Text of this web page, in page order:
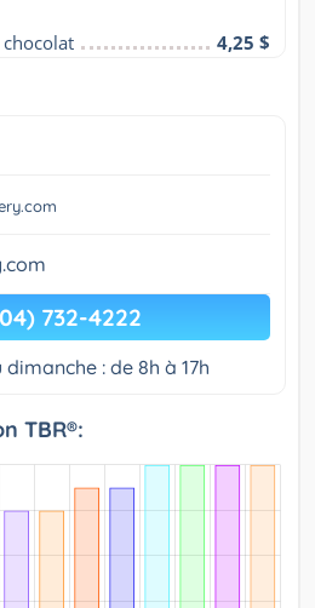
4,25 $
732-4222
dimanche : de 8h à 17h
TBR®: